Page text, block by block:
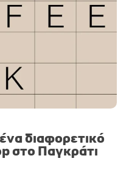
διαφορετικό
στο Παγκράτι